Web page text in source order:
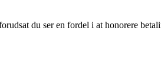
du ser en fordel i at honorere